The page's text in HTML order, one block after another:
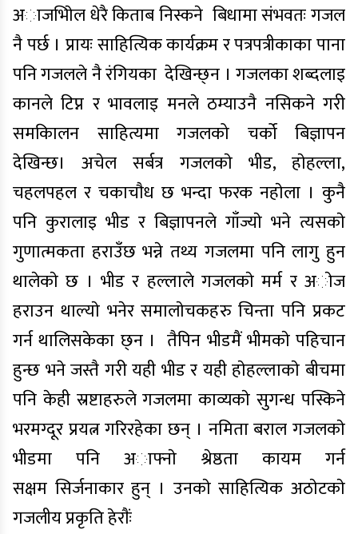
अाजभाेिल धेरै किताब निस्कने बिधामा संभवतः गजल
नै पर्छ । प्रायः साहित्यिक कार्यक्रम र पत्रपत्रीकाका पाना
पनि गजलले नै रंगियका देखिन्छ्न । गजलका शब्दलाइ
कानले टिप्न र भावलाइ मनले ठम्याउनै नसिकने गरी
समकािलन साहित्यमा गजलको चर्को बिज्ञापन
देखिन्छ। अचेल सर्बत्र गजलकाे भीड, हाेहल्ला,
चहलपहल र चकाचाैध छ भन्दा फरक नहाेला । कुनै
पनि कुरालाइ भीड र बिज्ञापनले गाँज्याे भने त्यसकाे
गुणात्मकता हराउँछ भन्ने तथ्य गजलमा पनि लागु हुन
थालेकाे छ । भीड र हल्लाले गजलकाे मर्म र अाेज
हराउन थाल्याे भनेर समालाेचकहरु चिन्ता पनि प्रकट
गर्न थालिसकेका छ्न । तैपिन भीडमैं भीमकाे पहिचान
हुन्छ भने जस्तै गरी यही भीड र यही हाेहल्लाकाे बीचमा
पनि केही स्रष्टाहरुले गजलमा काव्यकाे सुगन्ध पस्किने
भरमग्दूर प्रयत्न गरिरहेका छन् । नमिता बराल गजलकाे
भीडमा पनि अाफ्नाे श्रेष्ठता कायम गर्न
सक्षम सिर्जनाकार हुन् । उनकाे साहित्यिक अठाेटकाे
गजलीय प्रकृति हेराैंः